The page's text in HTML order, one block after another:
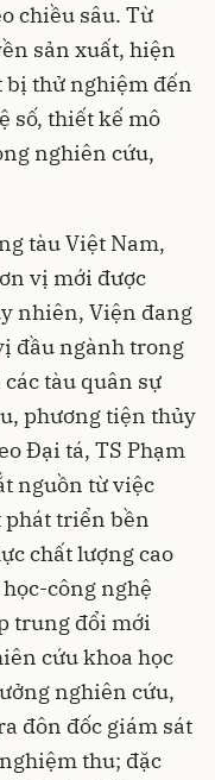
chiều sâu. Từ
sản xuất, hiện
bị thử nghiệm đến
số, thiết kế mô
nghiên cứu,
tàu Việt Nam,
vị mới được
nhiên, Viện đang
đầu ngành trong
tàu quân sự
phương tiện thủy
Đại tá, TS Phạm
nguồn từ việc
phát triển bền
chất lượng cao
công nghệ
trung đổi mới
cứu khoa học
nghiên cứu,
đôn đốc giám sát
thu; đặc